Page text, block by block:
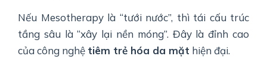
Nếu Mesotherapy là “tưới nước”, thì tái cấu trúc
tầng sâu là “xây lại nền móng”. Đây là đỉnh cao
của công nghệ tiêm trẻ hóa da mặt hiện đại.